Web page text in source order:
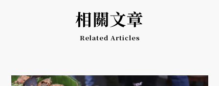
相關文章
Related Articles